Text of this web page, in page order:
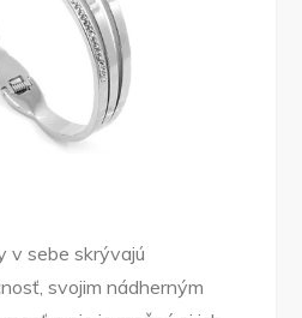
v sebe skrývajú
svojim nádherným